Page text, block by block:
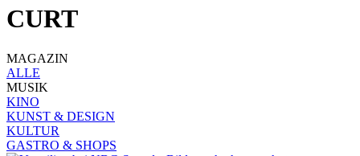
CURT
MAGAZIN
ALLE
MUSIK
KINO
KUNST & DESIGN
KULTUR
GASTRO & SHOPS